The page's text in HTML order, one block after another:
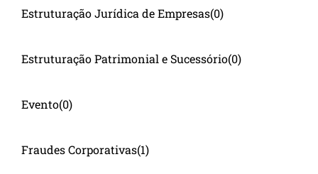
Estruturação Jurídica de Empresas(0)
Estruturação Patrimonial e Sucessório(0)
Evento(0)
Fraudes Corporativas(1)